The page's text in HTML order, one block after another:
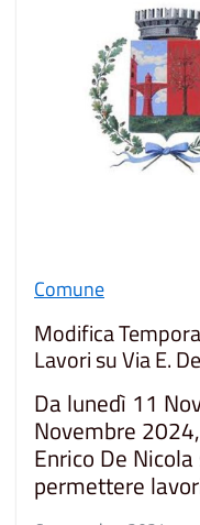
Comune
Modifica
Lavori su Via E.
Da lunedì 11
Novembre
Enrico De
permettere